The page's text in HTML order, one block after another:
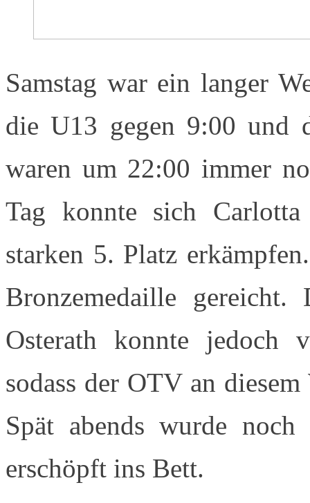
Samstag war ein langer
die U13 gegen 9:00 und
waren um 22:00 immer
Tag konnte sich
starken 5. Platz
Bronzemedaille
Osterath konnte jedoch
sodass der OTV an
Spät abends wurde
erschöpft ins Bett.